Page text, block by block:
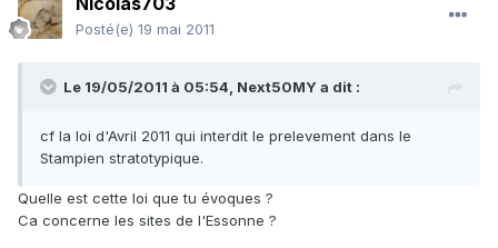
Posté(e) 19 mai 2011
Le 19/05/2011 à 05:54, Next50MY a dit :
cf la loi d'Avril 2011 qui interdit le prelevement dans le
Stampien stratotypique.
Quelle est cette loi que tu évoques ?
Ca concerne les sites de l'Essonne ?